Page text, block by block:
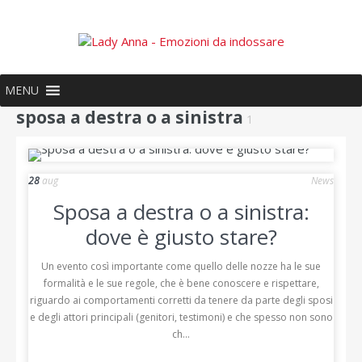
MENU
sposa a destra o a sinistra 1
28 aug News
Sposa a destra o a sinistra:
dove è giusto stare?
Un evento così importante come quello delle nozze ha le sue
formalità e le sue regole, che è bene conoscere e rispettare,
riguardo ai comportamenti corretti da tenere da parte degli sposi
e degli attori principali (genitori, testimoni) e che spesso non sono
ch...